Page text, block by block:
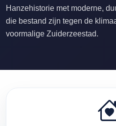
Hanzehistorie met moderne,
die bestand zijn tegen de
voormalige Zuiderzeestad.